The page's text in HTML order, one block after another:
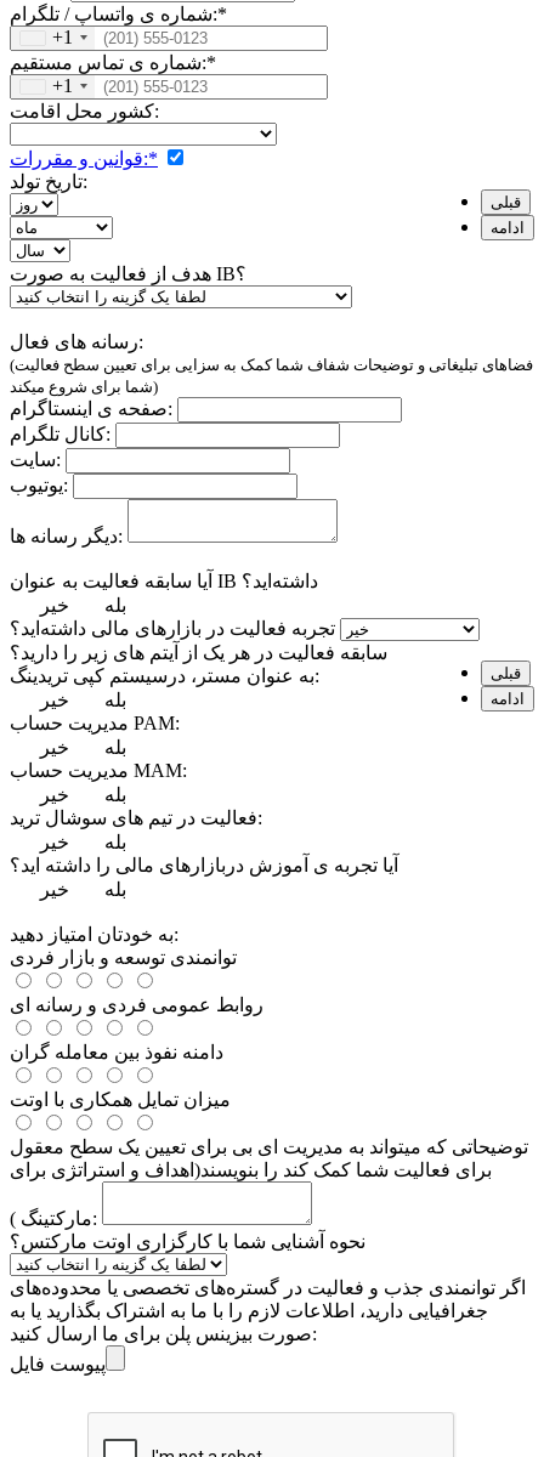
شماره ی واتساپ / تلگرام:*
+1
شماره ی تماس مستقیم:*
+1
کشور محل اقامت:
قوانین و مقررات:*
قبلی
ادامه
تاریخ تولد:
هدف از فعالیت به صورت IB؟
رسانه های فعال:
(فضاهای تبلیغاتی و توضیحات شفاف شما کمک به سزایی برای تعیین سطح فعالیت
شما برای شروع میکند)
صفحه ی اینستاگرام:
کانال تلگرام:
سایت:
یوتیوب:
دیگر رسانه ها:
آیا سابقه فعالیت به عنوان IB داشته‌اید؟
بله
خیر
تجربه فعالیت در بازارهای مالی داشته‌اید؟
قبلی
ادامه
سابقه فعالیت در هر یک از آیتم های زیر را دارید؟
به عنوان مستر، درسیستم کپی تریدینگ:
بله
خیر
مدیریت حساب PAM:
بله
خیر
مدیریت حساب MAM:
بله
خیر
فعالیت در تیم های سوشال ترید:
بله
خیر
آیا تجربه ی آموزش دربازارهای مالی را داشته اید؟
بله
خیر
به خودتان امتیاز دهید:
توانمندی توسعه و بازار فردی
روابط عمومی فردی و رسانه ای
دامنه نفوذ بین معامله گران
میزان تمایل همکاری با اوتت
توضیحاتی که میتواند به مدیریت ای بی برای تعیین یک سطح معقول
برای فعالیت شما کمک کند را بنویسند(اهداف و استراتژی برای
مارکتینگ ):
نحوه آشنایی شما با کارگزاری اوتت مارکتس؟
اگر توانمندی جذب و فعالیت در گستره‌های تخصصی یا محدوده‌های
جغرافیایی دارید، اطلاعات لازم را با ما به اشتراک بگذارید یا به
صورت بیزینس پلن برای ما ارسال کنید:
پیوست فایل